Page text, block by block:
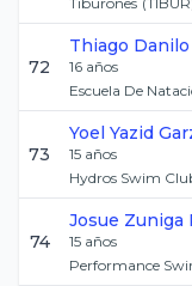
72
Thiago Danilo
16 años
Escuela De
73
Yoel Yazid
15 años
Hydros Swim
74
Josue Zuniga
15 años
Performance